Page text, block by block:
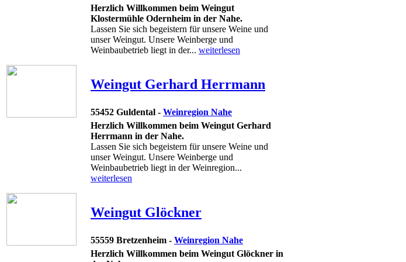
Herzlich Willkommen beim Weingut
Klostermühle Odernheim in der Nahe.
Lassen Sie sich begeistern für unsere Weine und
unser Weingut. Unsere Weinberge und
Weinbaubetrieb liegt in der... weiterlesen
Weingut Gerhard Herrmann
55452 Guldental - Weinregion Nahe
Herzlich Willkommen beim Weingut Gerhard
Herrmann in der Nahe.
Lassen Sie sich begeistern für unsere Weine und
unser Weingut. Unsere Weinberge und
Weinbaubetrieb liegt in der Weinregion...
weiterlesen
Weingut Glöckner
55559 Bretzenheim - Weinregion Nahe
Herzlich Willkommen beim Weingut Glöckner in